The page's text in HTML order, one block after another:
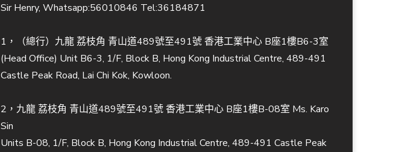
Sir Henry, Whatsapp:56010846 Tel:36184871
1，（總行）九龍 荔枝角 青山道489號至491號 香港工業中心 B座1樓B6-3室
(Head Office) Unit B6-3, 1/F, Block B, Hong Kong Industrial Centre, 489-491
Castle Peak Road, Lai Chi Kok, Kowloon.
2，九龍 荔枝角 青山道489號至491號 香港工業中心 B座1樓B-08室 Ms. Karo
Sin
Units B-08, 1/F, Block B, Hong Kong Industrial Centre, 489-491 Castle Peak